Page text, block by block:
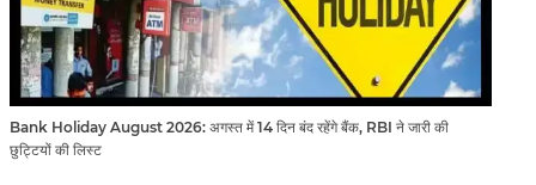
Bank Holiday August 2026: अगस्त में 14 दिन बंद रहेंगे बैंक, RBI ने जारी की
छुट्टियों की लिस्ट​​​​​​​